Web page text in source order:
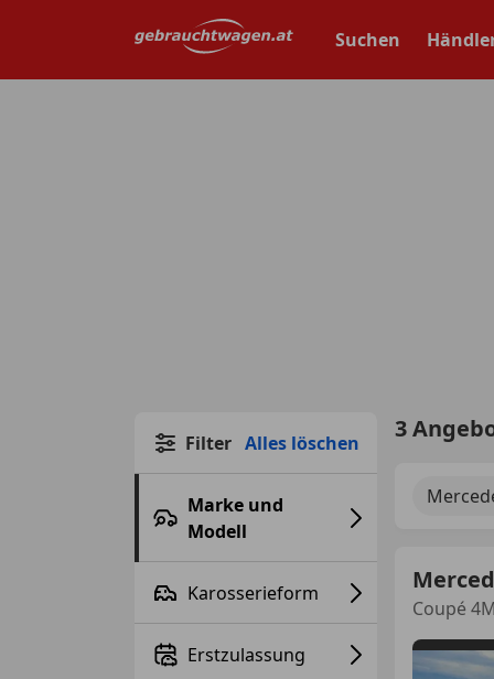
Suchen
Filter Alles löschen
Marke und
Modell
Karosserieform
Erstzulassung
3
Coupé